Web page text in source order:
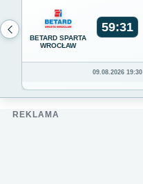
BETARD SPARTA
WROCŁAW
59:31
09.08.2026 19:30
REKLAMA